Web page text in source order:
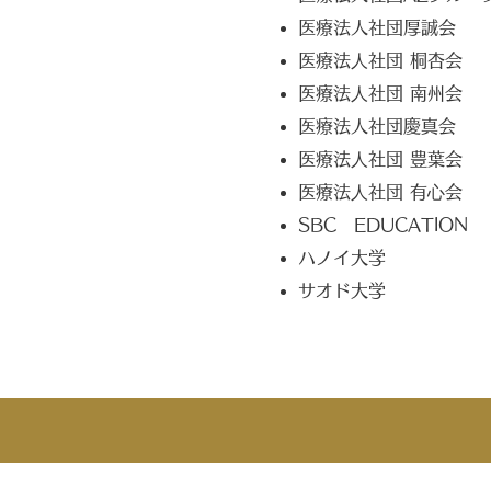
医療法人社団厚誠会
医療法⼈社団 桐杏会
医療法⼈社団 南州会
医療法人社団慶真会
医療法⼈社団 豊葉会
医療法⼈社団 有⼼会
SBC EDUCATION
ハノイ大学
サオド大学